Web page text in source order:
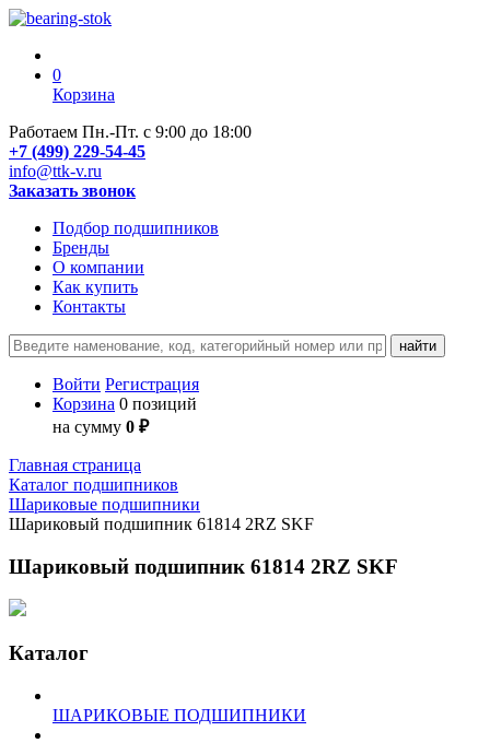
0
Корзина
Работаем Пн.-Пт. с 9:00 до 18:00
+7 (499) 229-54-45
info@ttk-v.ru
Заказать звонок
Подбор подшипников
Бренды
О компании
Как купить
Контакты
Войти Регистрация
Корзина 0 позиций
на сумму 0 ₽
Главная страница
Каталог подшипников
Шариковые подшипники
Шариковый подшипник 61814 2RZ SKF
Шариковый подшипник 61814 2RZ SKF
Каталог
ШАРИКОВЫЕ ПОДШИПНИКИ